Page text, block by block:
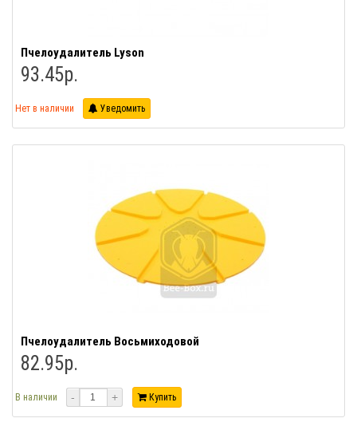
Пчелоудалитель Lyson
93.45р.
Нет в наличии Уведомить
Пчелоудалитель Восьмиходовой
82.95р.
В наличии - + Купить